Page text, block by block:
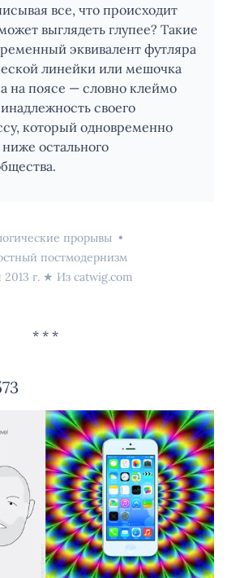
все, что происходит
выглядеть глупее? Такие
эквивалент футляра
линейки или мешочка
на поясе — словно клеймо
своего
который одновременно
остального
прорывы
постмодернизм
г. ★ Из catwig.com